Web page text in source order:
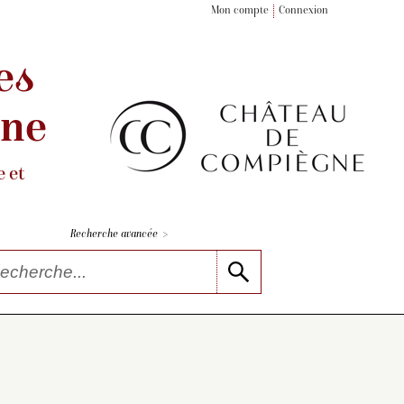
Mon compte Connexion
et
Recherche avancée >